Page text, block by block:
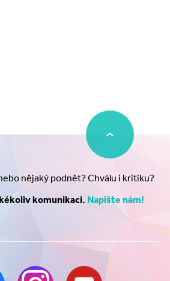
nějaký podnět? Chválu i kritiku?
komunikaci. Napište nám!